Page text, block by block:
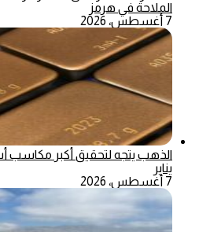
الملاحة في هرمز
7 أغسطس، 2026
الذهب يتجه لتحقيق أكبر مكاسب
يناير
7 أغسطس، 2026